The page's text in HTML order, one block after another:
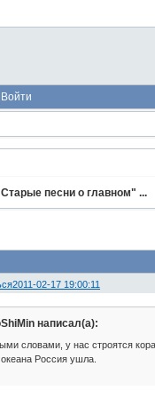
Войти
песни о главном" ...
2011-02-17 19:00:11
написал(а):
словами, у нас строятся
Россия ушла.